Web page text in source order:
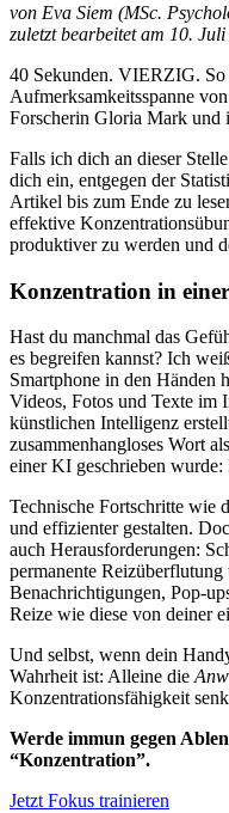
von Eva Siem (MSc.
zuletzt bearbeitet am 10.
40 Sekunden. VIERZIG.
Aufmerksamkeitsspanne
Forscherin Gloria Mark und
Falls ich dich an dieser
dich ein, entgegen der
Artikel bis zum Ende zu
effektive
produktiver zu werden und
Konzentration in
Hast du manchmal das
es begreifen kannst? Ich
Smartphone in den Händen
Videos, Fotos und Texte im
künstlichen Intelligenz
zusammenhangloses Wort
einer KI geschrieben wurde:
Technische Fortschritte wie
und effizienter gestalten.
auch Herausforderungen:
permanente
Benachrichtigungen, Pop-
Reize wie diese von deiner
Und selbst, wenn dein
Wahrheit ist: Alleine die
Konzentrationsfähigkeit
Werde immun gegen
“Konzentration”.
Jetzt Fokus trainieren